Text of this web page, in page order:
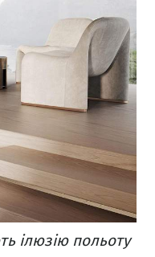
ілюзію польоту